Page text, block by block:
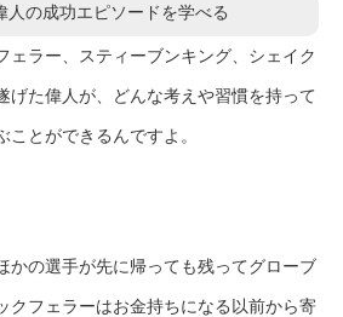
の成功エピソードを学べる
ェラー、スティーブンキング、シェイク
げた偉人が、どんな考えや習慣を持って
とができるんですよ。
かの選手が先に帰っても残ってグローブ
クフェラーはお金持ちになる以前から寄